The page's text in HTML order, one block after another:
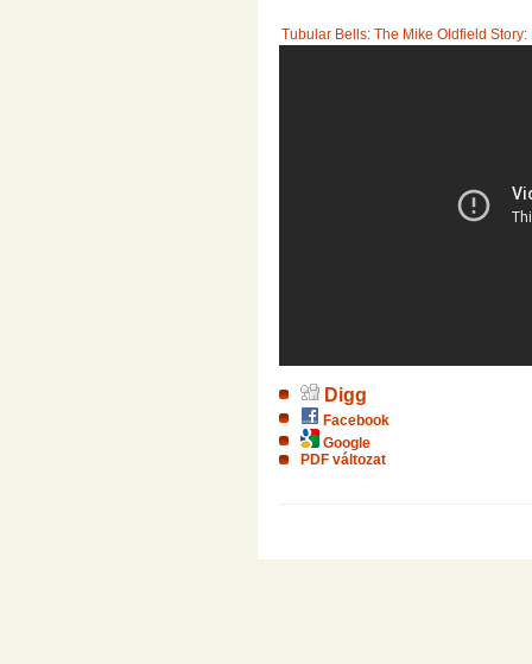
Tubular Bells: The Mike Oldfield Story:
Digg
Facebook
Google
PDF változat